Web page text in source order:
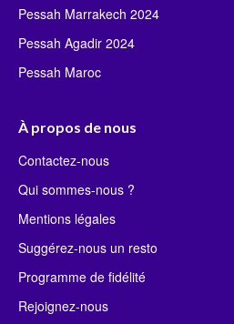
Pessah Marrakech 2024
Pessah Agadir 2024
Pessah Maroc
À propos de nous
Contactez-nous
Qui sommes-nous ?
Mentions légales
Suggérez-nous un resto
Programme de fidélité
Rejoignez-nous